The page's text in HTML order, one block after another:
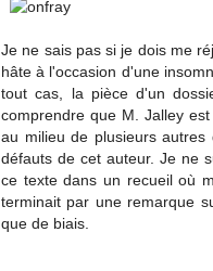
Je ne sais pas si je dois me
hâte à l'occasion d'une
tout cas, la pièce d'un
comprendre que M. Jalley
au milieu de plusieurs
défauts de cet auteur. Je ne
ce texte dans un recueil où
terminait par une remarque
que de biais.